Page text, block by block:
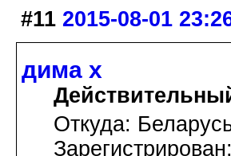
#11 2015-08-01
дима х
Откуда: